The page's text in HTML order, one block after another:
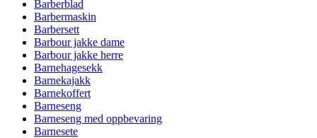
Barberblad
Barbermaskin
Barbersett
Barbour jakke dame
Barbour jakke herre
Barnehagesekk
Barnekajakk
Barnekoffert
Barneseng
Barneseng med oppbevaring
Barnesete